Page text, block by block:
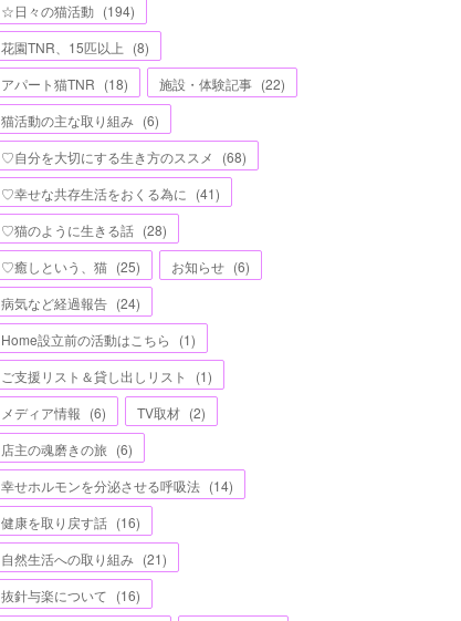
☆日々の猫活動 (194)
花園TNR、15匹以上 (8)
アパート猫TNR (18) 施設・体験記事 (22)
猫活動の主な取り組み (6)
♡自分を大切にする生き方のススメ
(68)
♡幸せな共存生活をおくる為に (41)
♡猫のように生きる話 (28)
♡癒しという、猫 (25) お知らせ (6)
病気など経過報告 (24)
Home設立前の活動はこちら
(1)
ご支援リスト＆貸し出しリスト
(1)
メディア情報 (6) TV取材 (2)
店主の魂磨きの旅 (6)
幸せホルモンを分泌させる呼吸法 (14)
健康を取り戻す話 (16)
自然生活への取り組み (21)
抜針与楽について (16)